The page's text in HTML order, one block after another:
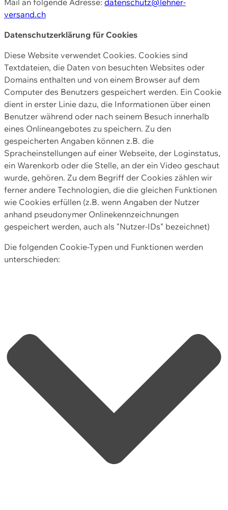
versand.ch
Datenschutzerklärung für Cookies
Diese Website verwendet Cookies. Cookies sind
Textdateien, die Daten von besuchten Websites oder
Domains enthalten und von einem Browser auf dem
Computer des Benutzers gespeichert werden. Ein Cookie
dient in erster Linie dazu, die Informationen über einen
Benutzer während oder nach seinem Besuch innerhalb
eines Onlineangebotes zu speichern. Zu den
gespeicherten Angaben können z.B. die
Spracheinstellungen auf einer Webseite, der Loginstatus,
ein Warenkorb oder die Stelle, an der ein Video geschaut
wurde, gehören. Zu dem Begriff der Cookies zählen wir
ferner andere Technologien, die die gleichen Funktionen
wie Cookies erfüllen (z.B. wenn Angaben der Nutzer
anhand pseudonymer Onlinekennzeichnungen
gespeichert werden, auch als "Nutzer-IDs" bezeichnet)
Die folgenden Cookie-Typen und Funktionen werden
unterschieden: